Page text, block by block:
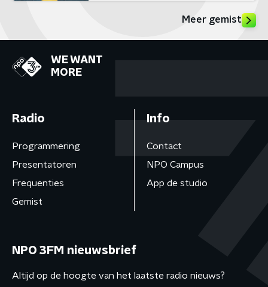
Meer gemist
WE WANT
MORE
Radio
Programmering
Presentatoren
Frequenties
Gemist
Info
Contact
NPO Campus
App de studio
NPO 3FM nieuwsbrief
Altijd op de hoogte van het laatste radio nieuws?